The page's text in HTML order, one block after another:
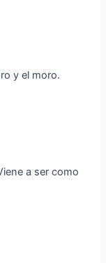
y el moro.
a ser como